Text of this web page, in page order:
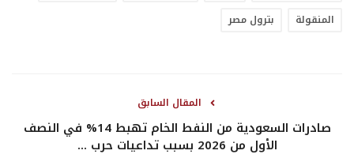
المنقولة
بترول مصر
المقال السابق
صادرات السعودية من النفط الخام تهبط 14% في النصف
الأول من 2026 بسبب تداعيات حرب ...